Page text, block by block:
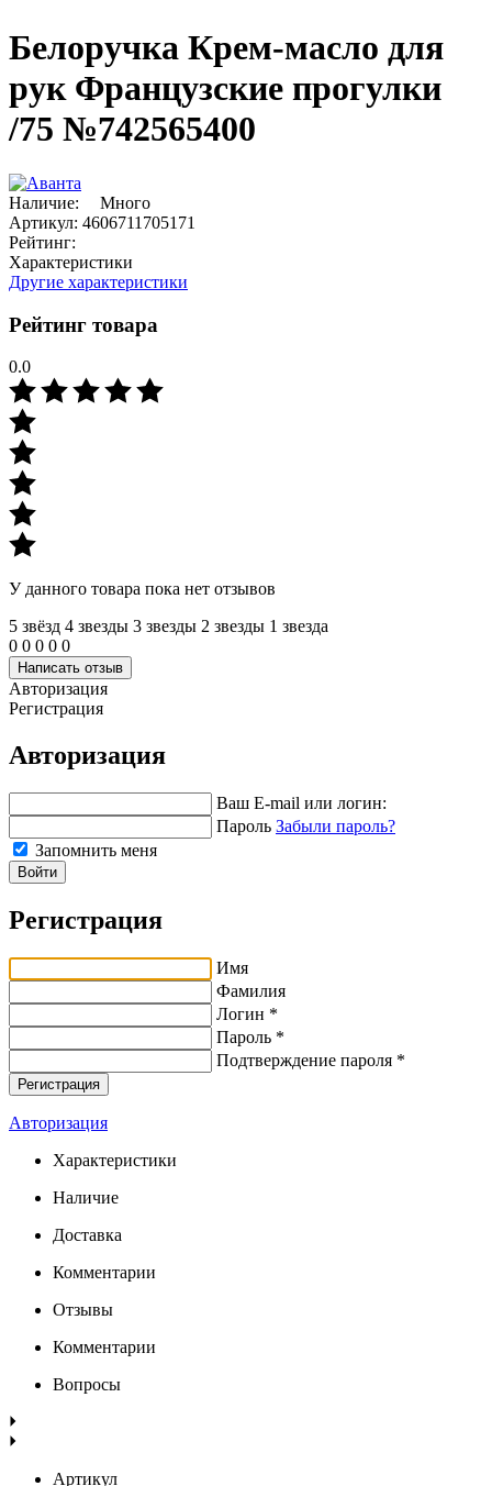
Белоручка Крем-масло для
рук Французские прогулки
/75 №742565400
Наличие:
Много
Артикул: 4606711705171
Рейтинг:
Характеристики
Другие характеристики
Рейтинг товара
0.0
У данного товара пока нет отзывов
5 звёзд 4 звeзды 3 звeзды 2 звeзды 1 звeзда
0 0 0 0 0
Написать отзыв
Авторизация
Регистрация
Авторизация
Ваш E-mail или логин:
Пароль Забыли пароль?
Запомнить меня
Войти
Регистрация
Имя
Фамилия
Логин *
Пароль *
Подтверждение пароля *
Авторизация
Характеристики
Наличие
Доставка
Комментарии
Отзывы
Комментарии
Вопросы
Артикул